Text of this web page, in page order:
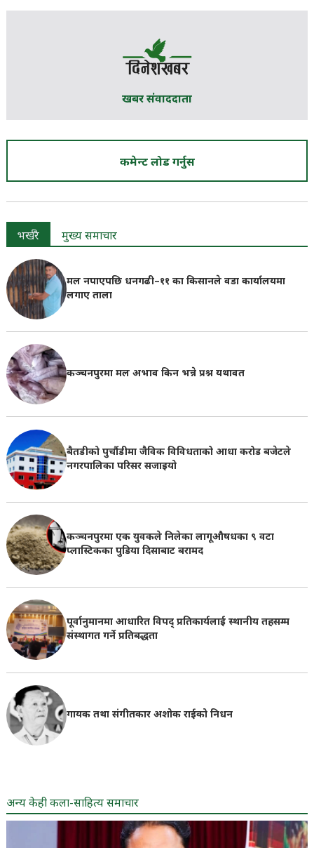
खबर संवाददाता
कमेन्ट लोड गर्नुस
भर्खरै मुख्य समाचार
मल नपाएपछि धनगढी–११ का किसानले वडा कार्यालयमा
लगाए ताला
कञ्चनपुरमा मल अभाव किन भन्ने प्रश्न यथावत
बैतडीको पुर्चौडीमा जैविक विविधताको आधा करोड बजेटले
नगरपालिका परिसर सजाइयो
कञ्चनपुरमा एक युवकले निलेका लागूऔषधका ९ वटा
प्लास्टिकका पुडिया दिसाबाट बरामद
पूर्वानुमानमा आधारित विपद् प्रतिकार्यलाई स्थानीय तहसम्म
संस्थागत गर्ने प्रतिबद्धता
गायक तथा संगीतकार अशोक राईको निधन
अन्य केही कला-साहित्य समाचार